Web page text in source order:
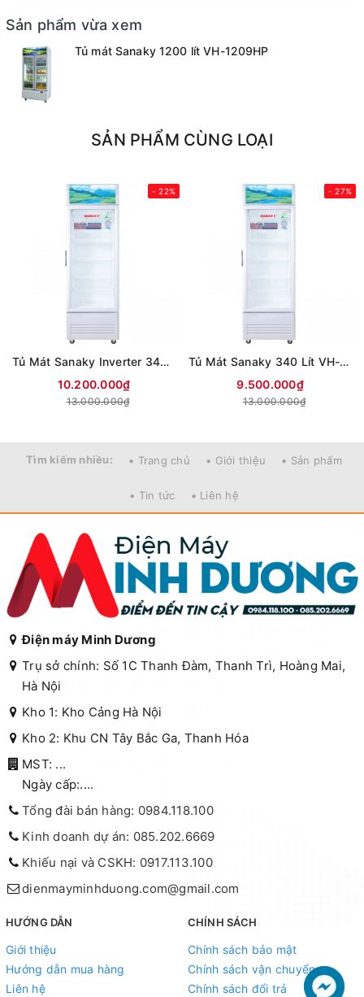
Sản phẩm vừa xem
Tủ mát Sanaky 1200 lít VH-1209HP
SẢN PHẨM CÙNG LOẠI
- 22%
Tủ Mát Sanaky Inverter 340 Lít VH-408K3L
10.200.000₫
13.000.000₫
- 27%
Tủ Mát Sanaky 340 Lít VH-408KL
9.500.000₫
13.000.000₫
Tìm kiếm nhiều: • Trang chủ • Giới thiệu • Sản phẩm
• Tin tức • Liên hệ
Điện máy Minh Dương
Trụ sở chính: Số 1C Thanh Đàm, Thanh Trì, Hoàng Mai,
Hà Nội
Kho 1: Kho Cảng Hà Nội
Kho 2: Khu CN Tây Bắc Ga, Thanh Hóa
MST: ...
Ngày cấp:....
Tổng đài bán hàng: 0984.118.100
Kinh doanh dự án: 085.202.6669
Khiếu nại và CSKH: 0917.113.100
dienmayminhduong.com@gmail.com
HƯỚNG DẪN
Giới thiệu
Hướng dẫn mua hàng
Liên hệ
CHÍNH SÁCH
Chính sách bảo mật
Chính sách vận chuyển
Chính sách đổi trả